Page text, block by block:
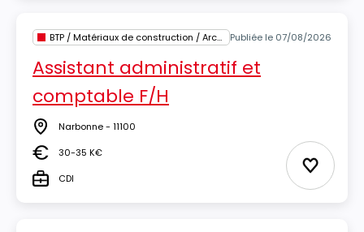
BTP / Matériaux de construction / Architecture Publiée le 07/08/2026
Assistant administratif et
comptable F/H
Lieu Narbonne - 11100
Salaire30-35 K€
TypeCDI Ajouter